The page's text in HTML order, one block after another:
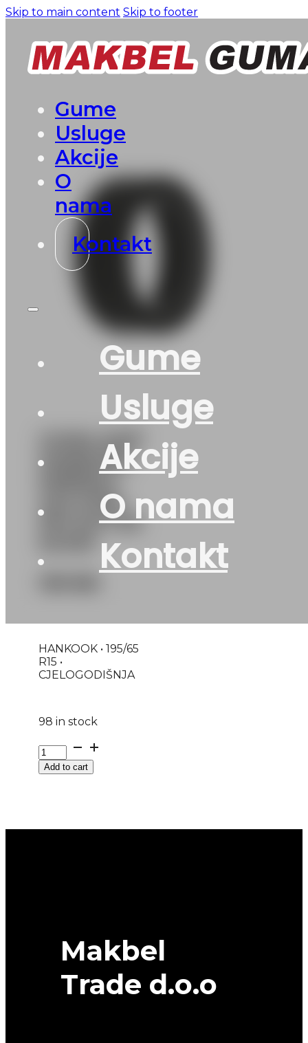
Skip to main content Skip to footer
Gume
Usluge
Akcije
O
nama
Kontakt
Gume
Usluge
Akcije
O nama
Kontakt
GUMA AS/P
HANKOOK
4S2 H750
91H DOT:26
HANKOOK • 195/65
R15 •
CJELOGODIŠNJA
98 in stock
GUMA
AS/P
HANKOOK
Add to cart
Makbel
Trade d.o.o